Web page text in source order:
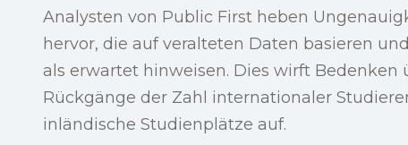
Analysten von Public First heben
hervor, die auf veralteten Daten basieren
als erwartet hinweisen. Dies wirft
Rückgänge der Zahl internationaler
inländische Studienplätze auf.